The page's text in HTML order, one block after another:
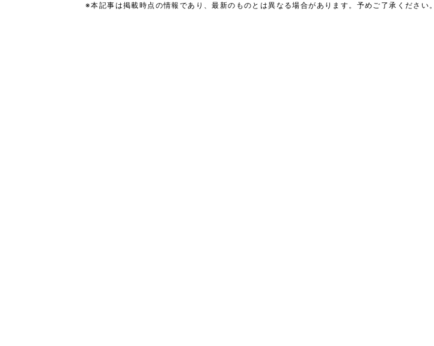
※本記事は掲載時点の情報であり、最新のものとは異なる場合があります。予めご了承ください。